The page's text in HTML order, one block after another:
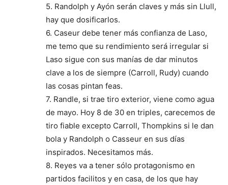
5. Randolph y Ayón serán claves y más sin Llull,
hay que dosificarlos.
6. Caseur debe tener más confianza de Laso,
me temo que su rendimiento será irregular si
Laso sigue con sus manías de dar minutos
clave a los de siempre (Carroll, Rudy) cuando
las cosas pintan feas.
7. Randle, si trae tiro exterior, viene como agua
de mayo. Hoy 8 de 30 en triples, carecemos de
tiro fiable excepto Carroll, Thompkins si le dan
bola y Randolph o Casseur en sus días
inspirados. Necesitamos más.
8. Reyes va a tener sólo protagonismo en
partidos facilitos y en casa, de los que hay